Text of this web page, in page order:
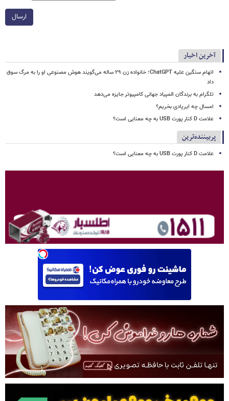
ارسال
آخرین اخبار
اتهام سنگین علیه ChatGPT؛ خانواده زن ۲۹ ساله می‌گویند هوش مصنوعی او را به مرگ سوق
داد
تلگرام به برندگان المپیاد جهانی کامپیوتر جایزه می‌دهد
امسال چه ایرپادی بخریم؟
علامت D کنار پورت USB به چه معنایی است؟
پربیننده‌ترین
علامت D کنار پورت USB به چه معنایی است؟